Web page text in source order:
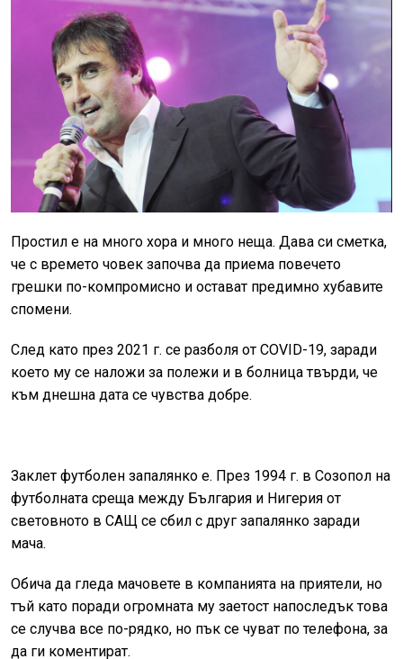
Простил е на много хора и много неща. Дава си сметка,
че с времето човек започва да приема повечето
грешки по-компромисно и остават предимно хубавите
спомени.
След като през 2021 г. се разболя от COVID-19, заради
което му се наложи за полежи и в болница твърди, че
към днешна дата се чувства добре.
Заклет футболен запалянко е. През 1994 г. в Созопол на
футболната среща между България и Нигерия от
световното в САЩ се сбил с друг запалянко заради
мача.
Обича да гледа мачовете в компанията на приятели, но
тъй като поради огромната му заетост напоследък това
се случва все по-рядко, но пък се чуват по телефона, за
да ги коментират.